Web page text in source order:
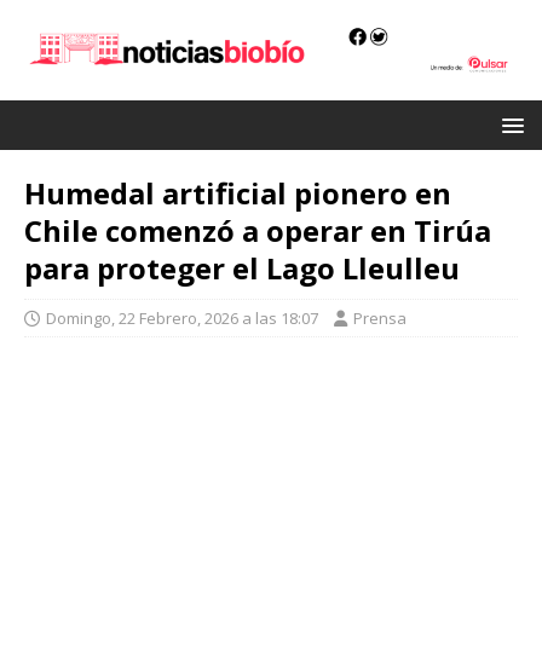
Humedal artificial pionero en
Chile comenzó a operar en Tirúa
para proteger el Lago Lleulleu
Domingo, 22 Febrero, 2026 a las 18:07 Prensa